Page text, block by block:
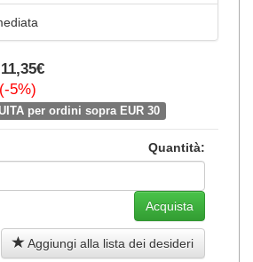
11,35€
5%)
per ordini sopra EUR 30
Quantità:
Aggiungi alla lista dei desideri